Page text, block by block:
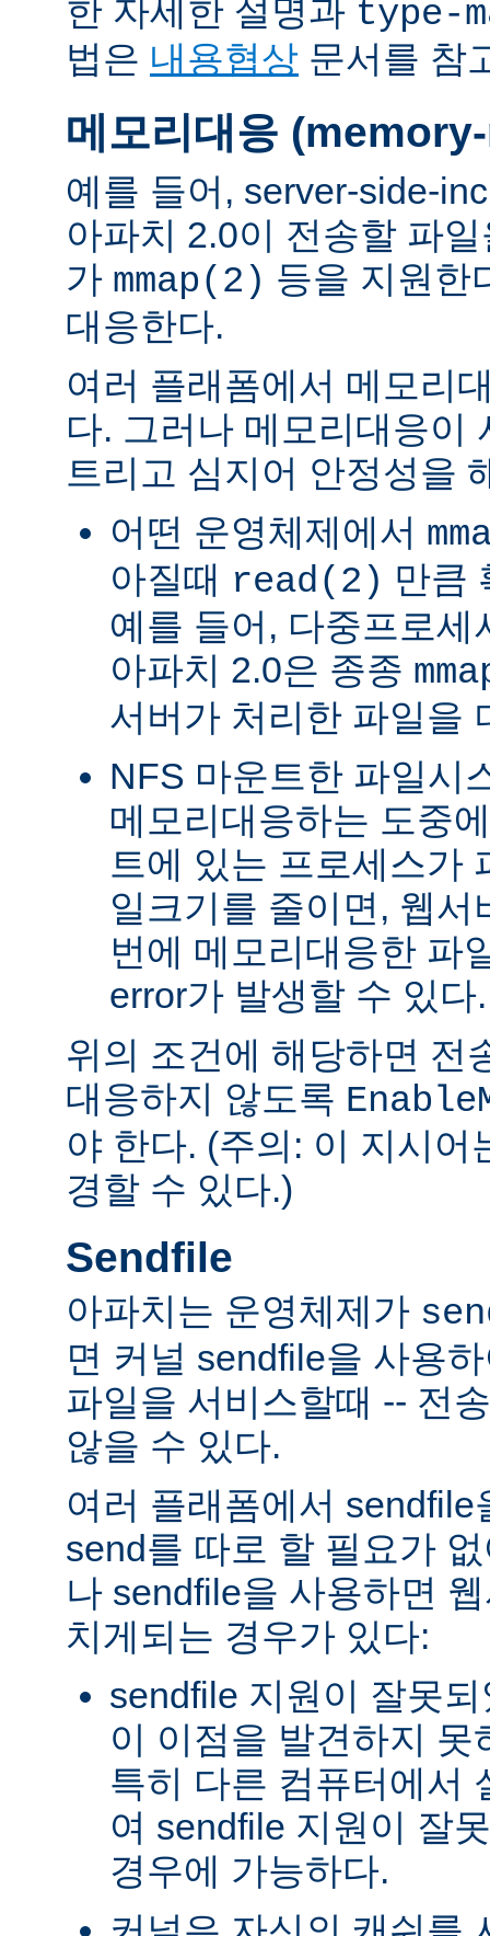
한 자세한 설명과 type-
법은 내용협상 문서를 참
메모리대응
예를 들어, server-side-
아파치 2.0이 전송할 파
가 mmap(2) 등을 지원한
대응한다.
여러 플래폼에서 메모리
다. 그러나 메모리대응이
트리고 심지어 안정성을
어떤 운영체제에서
아질때 read(2) 만큼
예를 들어, 다중프로
아파치 2.0은 종종
서버가 처리한 파일을
NFS 마운트한 파일시
메모리대응하는 도중
트에 있는 프로세스가
일크기를 줄이면, 웹
번에 메모리대응한 파
error가 발생할 수 있다.
위의 조건에 해당하면 전
대응하지 않도록
야 한다. (주의: 이 지시어
경할 수 있다.)
Sendfile
아파치는 운영체제가
면 커널 sendfile을 사용
파일을 서비스할때 -- 전
않을 수 있다.
여러 플래폼에서
send를 따로 할 필요가
나 sendfile을 사용하면
치게되는 경우가 있다:
sendfile 지원이 잘못
이 이점을 발견하지
특히 다른 컴퓨터에서
여 sendfile 지원이 잘
경우에 가능하다.